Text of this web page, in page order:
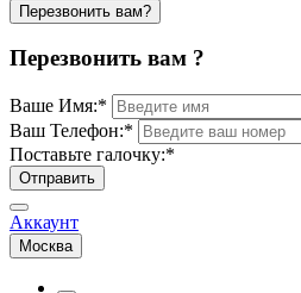
Перезвонить вам?
Перезвонить вам ?
Ваше Имя:*
Ваш Телефон:*
Поставьте галочку:*
Отправить
Аккаунт
Москва